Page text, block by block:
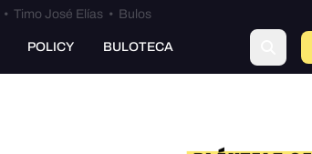
• Timo José Elías• Bulos
POLICY BULOTECA